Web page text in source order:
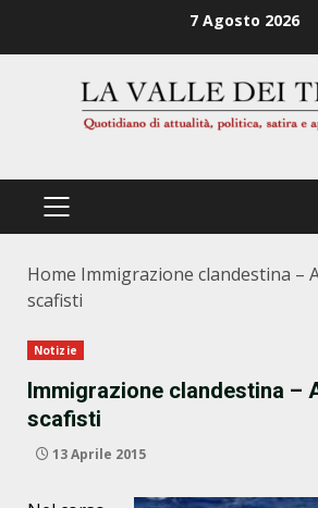
7 Agosto 2026
PRIMÄRES
Home Immigrazione clandestina –
scafisti
Notizie
Immigrazione clandestina –
scafisti
13 Aprile 2015